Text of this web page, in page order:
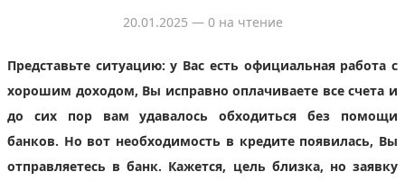
20.01.2025 — 0 на чтение
Представьте ситуацию: у Вас есть официальная работа с
хорошим доходом, Вы исправно оплачиваете все счета и
до сих пор вам удавалось обходиться без помощи
банков. Но вот необходимость в кредите появилась, Вы
отправляетесь в банк. Кажется, цель близка, но заявку